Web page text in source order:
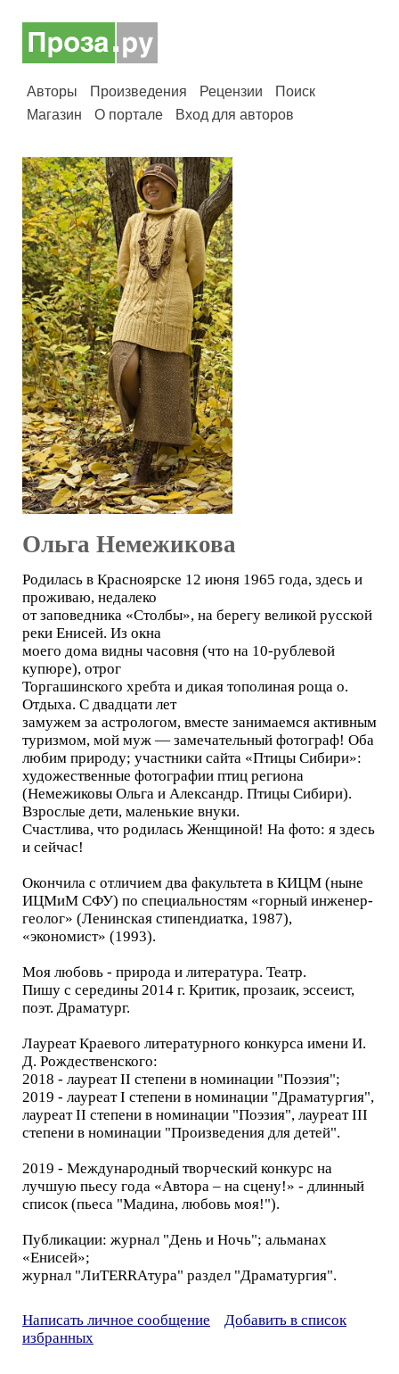
Авторы Произведения Рецензии
Поиск
Магазин
О портале Вход для авторов
Ольга Немежикова
Родилась в Красноярске 12 июня 1965 года, здесь и
проживаю, недалеко
от заповедника «Столбы», на берегу великой русской
реки Енисей. Из окна
моего дома видны часовня (что на 10-рублевой
купюре), отрог
Торгашинского хребта и дикая тополиная роща о.
Отдыха. С двадцати лет
замужем за астрологом, вместе занимаемся активным
туризмом, мой муж — замечательный фотограф! Оба
любим природу; участники сайта «Птицы Сибири»:
художественные фотографии птиц региона
(Немежиковы Ольга и Александр. Птицы Сибири).
Взрослые дети, маленькие внуки.
Счастлива, что родилась Женщиной! На фото: я здесь
и сейчас!
Окончила с отличием два факультета в КИЦМ (ныне
ИЦМиМ СФУ) по специальностям «горный инженер-
геолог» (Ленинская стипендиатка, 1987),
«экономист» (1993).
Моя любовь - природа и литература. Театр.
Пишу с середины 2014 г. Критик, прозаик, эссеист,
поэт. Драматург.
Лауреат Краевого литературного конкурса имени И.
Д. Рождественского:
2018 - лауреат II степени в номинации "Поэзия";
2019 - лауреат I степени в номинации "Драматургия",
лауреат II степени в номинации "Поэзия", лауреат III
степени в номинации "Произведения для детей".
2019 - Международный творческий конкурс на
лучшую пьесу года «Автора – на сцену!» - длинный
список (пьеса "Мадина, любовь моя!").
Публикации: журнал "День и Ночь"; альманах
«Енисей»;
журнал "ЛиTERRAтура" раздел "Драматургия".
Написать личное сообщение
Добавить в список
избранных